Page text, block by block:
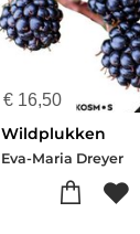
€ 16,50
Wildplukken
Eva-Maria Dreyer